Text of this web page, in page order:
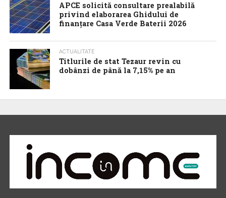
APCE solicită consultare prealabilă
privind elaborarea Ghidului de
finanțare Casa Verde Baterii 2026
ACTUALITATE
Titlurile de stat Tezaur revin cu
dobânzi de până la 7,15% pe an